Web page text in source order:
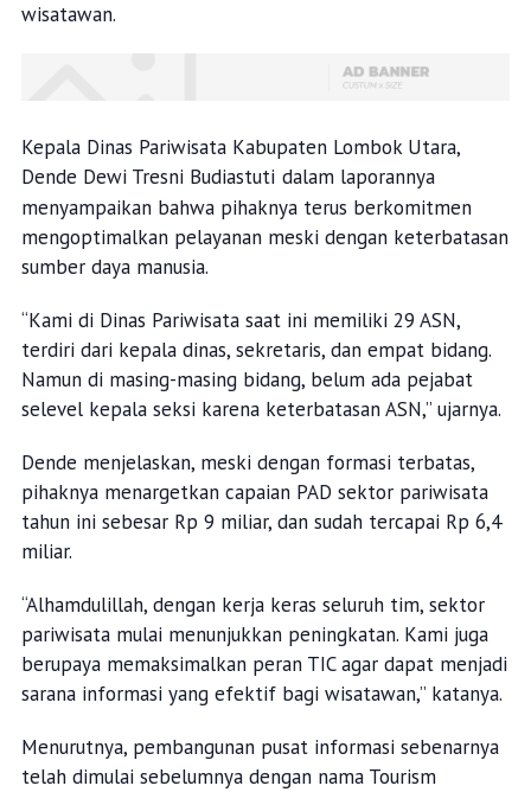
wisatawan.
Kepala Dinas Pariwisata Kabupaten Lombok Utara,
Dende Dewi Tresni Budiastuti dalam laporannya
menyampaikan bahwa pihaknya terus berkomitmen
mengoptimalkan pelayanan meski dengan keterbatasan
sumber daya manusia.
“Kami di Dinas Pariwisata saat ini memiliki 29 ASN,
terdiri dari kepala dinas, sekretaris, dan empat bidang.
Namun di masing-masing bidang, belum ada pejabat
selevel kepala seksi karena keterbatasan ASN,” ujarnya.
Dende menjelaskan, meski dengan formasi terbatas,
pihaknya menargetkan capaian PAD sektor pariwisata
tahun ini sebesar Rp 9 miliar, dan sudah tercapai Rp 6,4
miliar.
“Alhamdulillah, dengan kerja keras seluruh tim, sektor
pariwisata mulai menunjukkan peningkatan. Kami juga
berupaya memaksimalkan peran TIC agar dapat menjadi
sarana informasi yang efektif bagi wisatawan,” katanya.
Menurutnya, pembangunan pusat informasi sebenarnya
telah dimulai sebelumnya dengan nama Tourism